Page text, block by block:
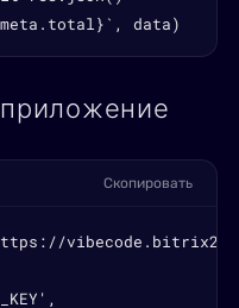
data)
Скопировать